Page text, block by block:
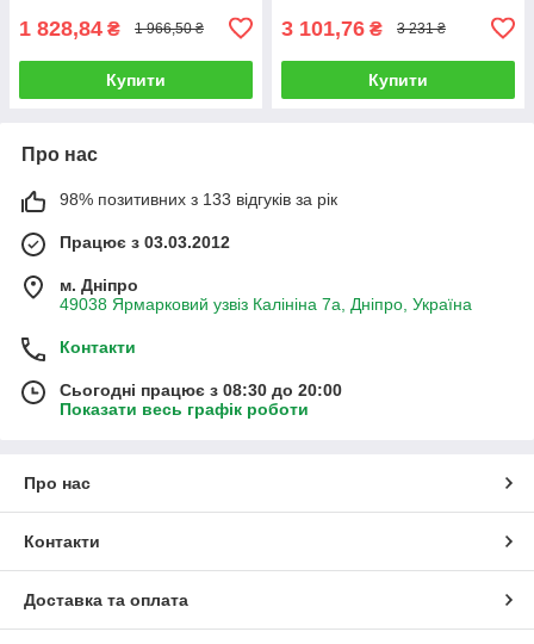
1 828,84 ₴ 1 966,50 ₴
Купити
3 101,76 ₴ 3 231 ₴
Купити
Про нас
98% позитивних з 133 відгуків за рік
Працює з 03.03.2012
м. Дніпро
49038 Ярмарковий узвіз Калініна 7а, Дніпро, Україна
Контакти
Сьогодні працює з 08:30 до 20:00
Показати весь графік роботи
Про нас
Контакти
Доставка та оплата